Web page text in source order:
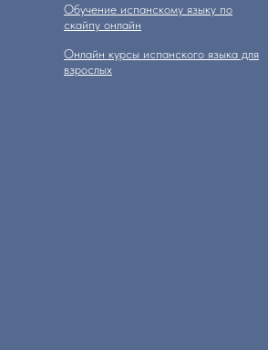
Обучение испанскому языку по
скайпу онлайн
Онлайн курсы испанского языка для
взрослых